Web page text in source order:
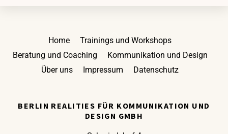
Home
Trainings und Workshops
Beratung und Coaching
Kommunikation und Design
Über uns
Impressum Datenschutz
BERLIN REALITIES FÜR KOMMUNIKATION UND
DESIGN GMBH